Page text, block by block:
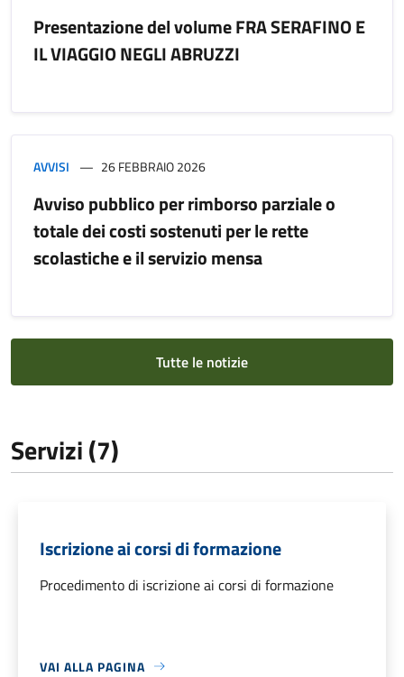
Presentazione del volume FRA SERAFINO E
IL VIAGGIO NEGLI ABRUZZI
AVVISI 26 FEBBRAIO 2026
Avviso pubblico per rimborso parziale o
totale dei costi sostenuti per le rette
scolastiche e il servizio mensa
Tutte le notizie
Servizi (7)
Iscrizione ai corsi di formazione
Procedimento di iscrizione ai corsi di formazione
VAI ALLA PAGINA